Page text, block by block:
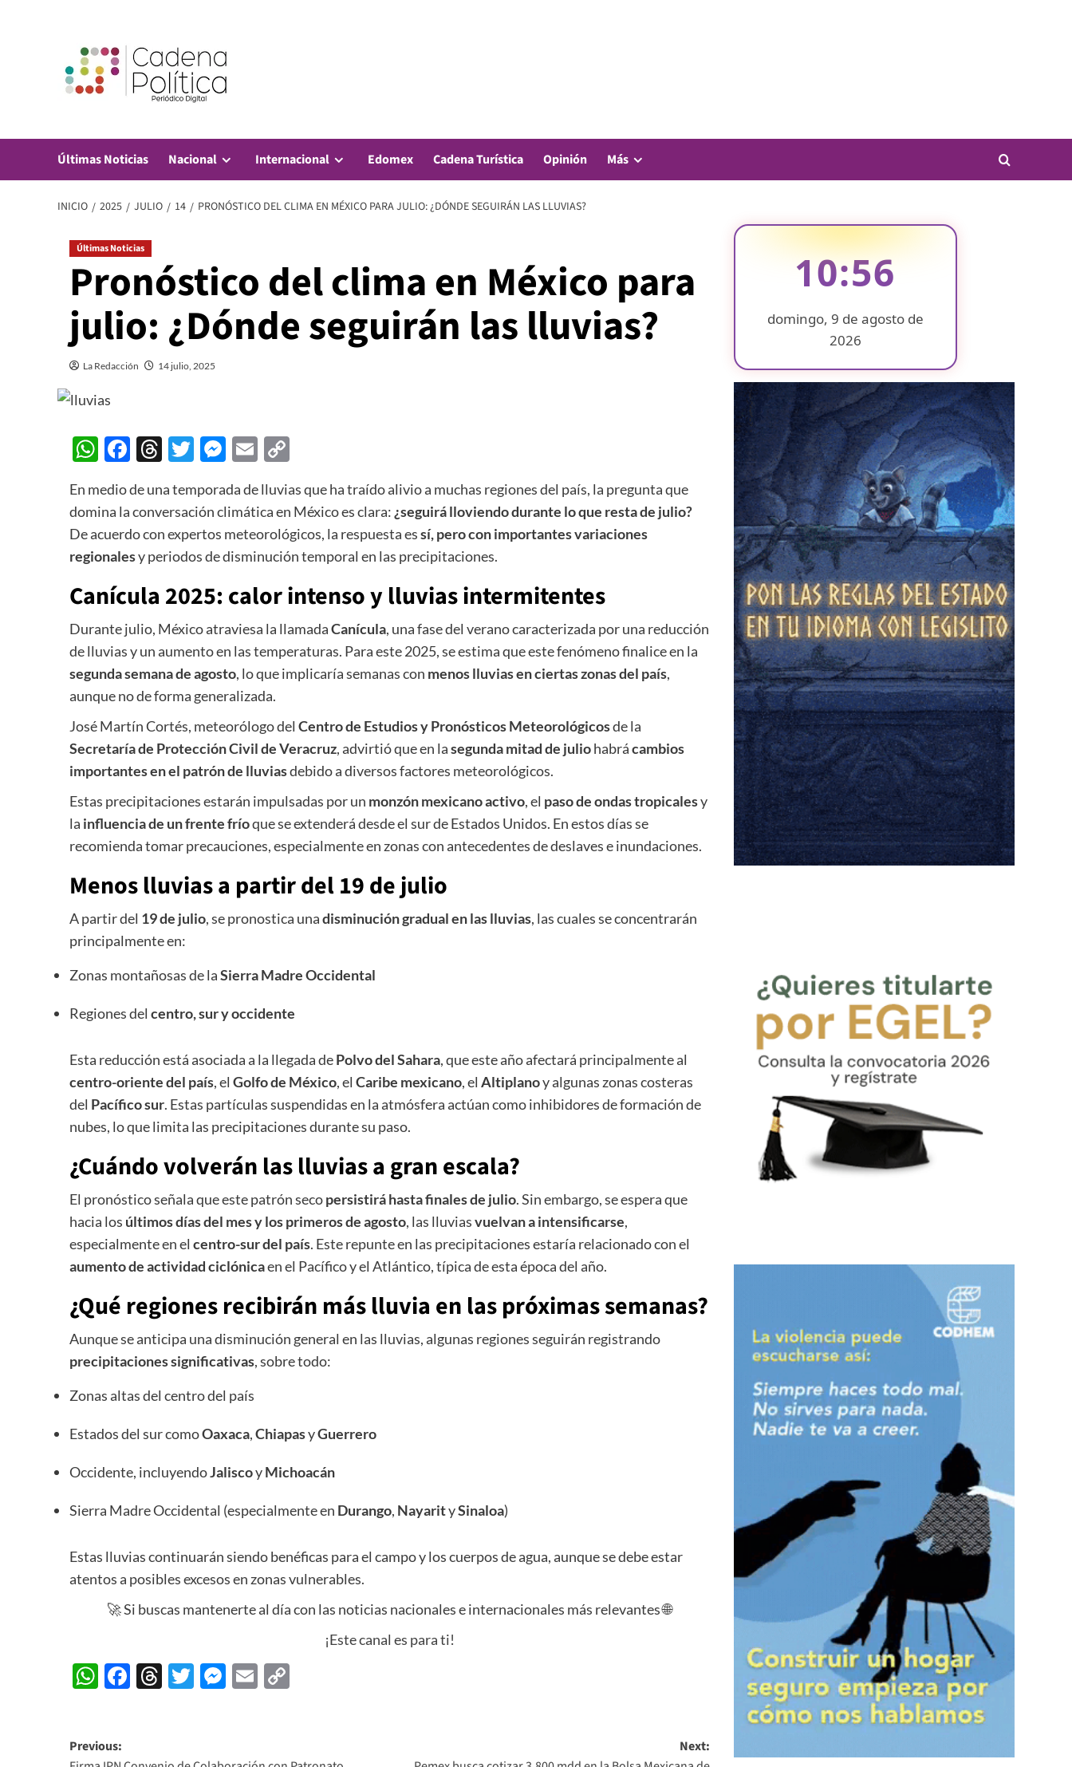
Últimas Noticias Nacional Internacional Edomex Cadena Turística Opinión Más
INICIO 2025 JULIO 14 PRONÓSTICO DEL CLIMA EN MÉXICO PARA JULIO: ¿DÓNDE SEGUIRÁN LAS LLUVIAS?
Últimas Noticias
Pronóstico del clima en México para
julio: ¿Dónde seguirán las lluvias?
La Redacción 14 julio, 2025
WhatsApp
Facebook
Threads
Twitter
Messenger
Email
En medio de una temporada de lluvias que ha traído alivio a muchas regiones del país, la pregunta que
domina la conversación climática en México es clara: ¿seguirá lloviendo durante lo que resta de julio?
De acuerdo con expertos meteorológicos, la respuesta essí, pero con importantes variaciones
regionalesy periodos de disminución temporal en las precipitaciones.
Canícula 2025: calor intenso y lluvias intermitentes
Durante julio, México atraviesa la llamadaCanícula, una fase del verano caracterizada por una reducción
de lluvias y un aumento en las temperaturas. Para este 2025, se estima que este fenómeno finalice en la
segunda semana de agosto, lo que implicaría semanas con menos lluvias en ciertas zonas del país,
aunque no de forma generalizada.
José Martín Cortés, meteorólogo del Centro de Estudios y Pronósticos Meteorológicosde la
Secretaría de Protección Civil de Veracruz, advirtió que en lasegunda mitad de juliohabrácambios
importantes en el patrón de lluviasdebido a diversos factores meteorológicos.
Estas precipitaciones estarán impulsadas por un monzón mexicano activo, el paso de ondas tropicalesy
la influencia de un frente fríoque se extenderá desde el sur de Estados Unidos. En estos días se
recomienda tomar precauciones, especialmente en zonas con antecedentes de deslaves e inundaciones.
Menos lluvias a partir del 19 de julio
A partir del 19 de julio, se pronostica unadisminución gradual en las lluvias, las cuales se concentrarán
principalmente en:
Zonas montañosas de laSierra Madre Occidental
Regiones del centro, sur y occidente
Esta reducción está asociada a la llegada dePolvo del Sahara, que este año afectará principalmente al
centro-oriente del país, el Golfo de México, el Caribe mexicano, el Altiplanoy algunas zonas costeras
del Pacífico sur. Estas partículas suspendidas en la atmósfera actúan como inhibidores de formación de
nubes, lo que limita las precipitaciones durante su paso.
¿Cuándo volverán las lluvias a gran escala?
El pronóstico señala que este patrón secopersistirá hasta finales de julio. Sin embargo, se espera que
hacia los últimos días del mes y los primeros de agosto, las lluviasvuelvan a intensificarse,
especialmente en el centro-sur del país. Este repunte en las precipitaciones estaría relacionado con el
aumento de actividad ciclónicaen el Pacífico y el Atlántico, típica de esta época del año.
¿Qué regiones recibirán más lluvia en las próximas semanas?
Aunque se anticipa una disminución general en las lluvias, algunas regiones seguirán registrando
precipitaciones significativas, sobre todo:
Zonas altas del centro del país
Estados del sur comoOaxaca,ChiapasyGuerrero
Occidente, incluyendoJaliscoyMichoacán
Sierra Madre Occidental (especialmente en Durango, NayaritySinaloa)
Estas lluvias continuarán siendo benéficas para el campo y los cuerpos de agua, aunque se debe estar
atentos a posibles excesos en zonas vulnerables.
🚀 Si buscas mantenerte al día con las noticias nacionales e internacionales más relevantes 🌐
¡Este canal es para ti!
WhatsApp
Facebook
Threads
Twitter
Messenger
Email
Post
Previous:
Next:
10:56
domingo, 9 de agosto de
2026
❄
❄
❄
❄
❄
❄
❄
❄ ❄